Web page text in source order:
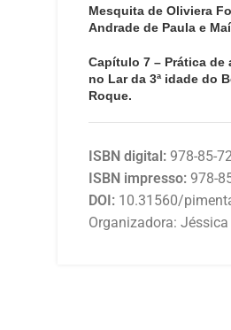
Mesquita de Oliviera
Andrade de Paula e
Capítulo 7 – Prática
no Lar da 3ª idade do
Roque.
ISBN digital: 978-85-
ISBN impresso: 978-
DOI: 10.31560/
Organizadora: